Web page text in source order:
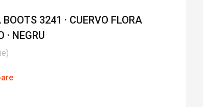
3241 · CUERVO FLORA
· NEGRU
)